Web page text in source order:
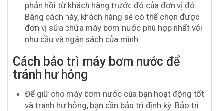
phản hồi từ khách hàng trước đó của đơn vị đó.
Bằng cách này, khách hàng sẽ có thể chọn được
đơn vị sửa chữa máy bơm nước phù hợp nhất với
nhu cầu và ngân sách của mình.
Cách bảo trì máy bơm nước để
tránh hư hỏng
Để giữ cho máy bơm nước của bạn hoạt động tốt
và tránh hư hỏng, bạn cần bảo trì định kỳ. Bảo trì